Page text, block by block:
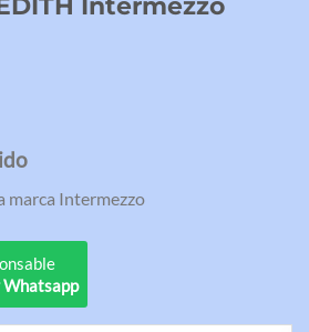
marca Intermezzo